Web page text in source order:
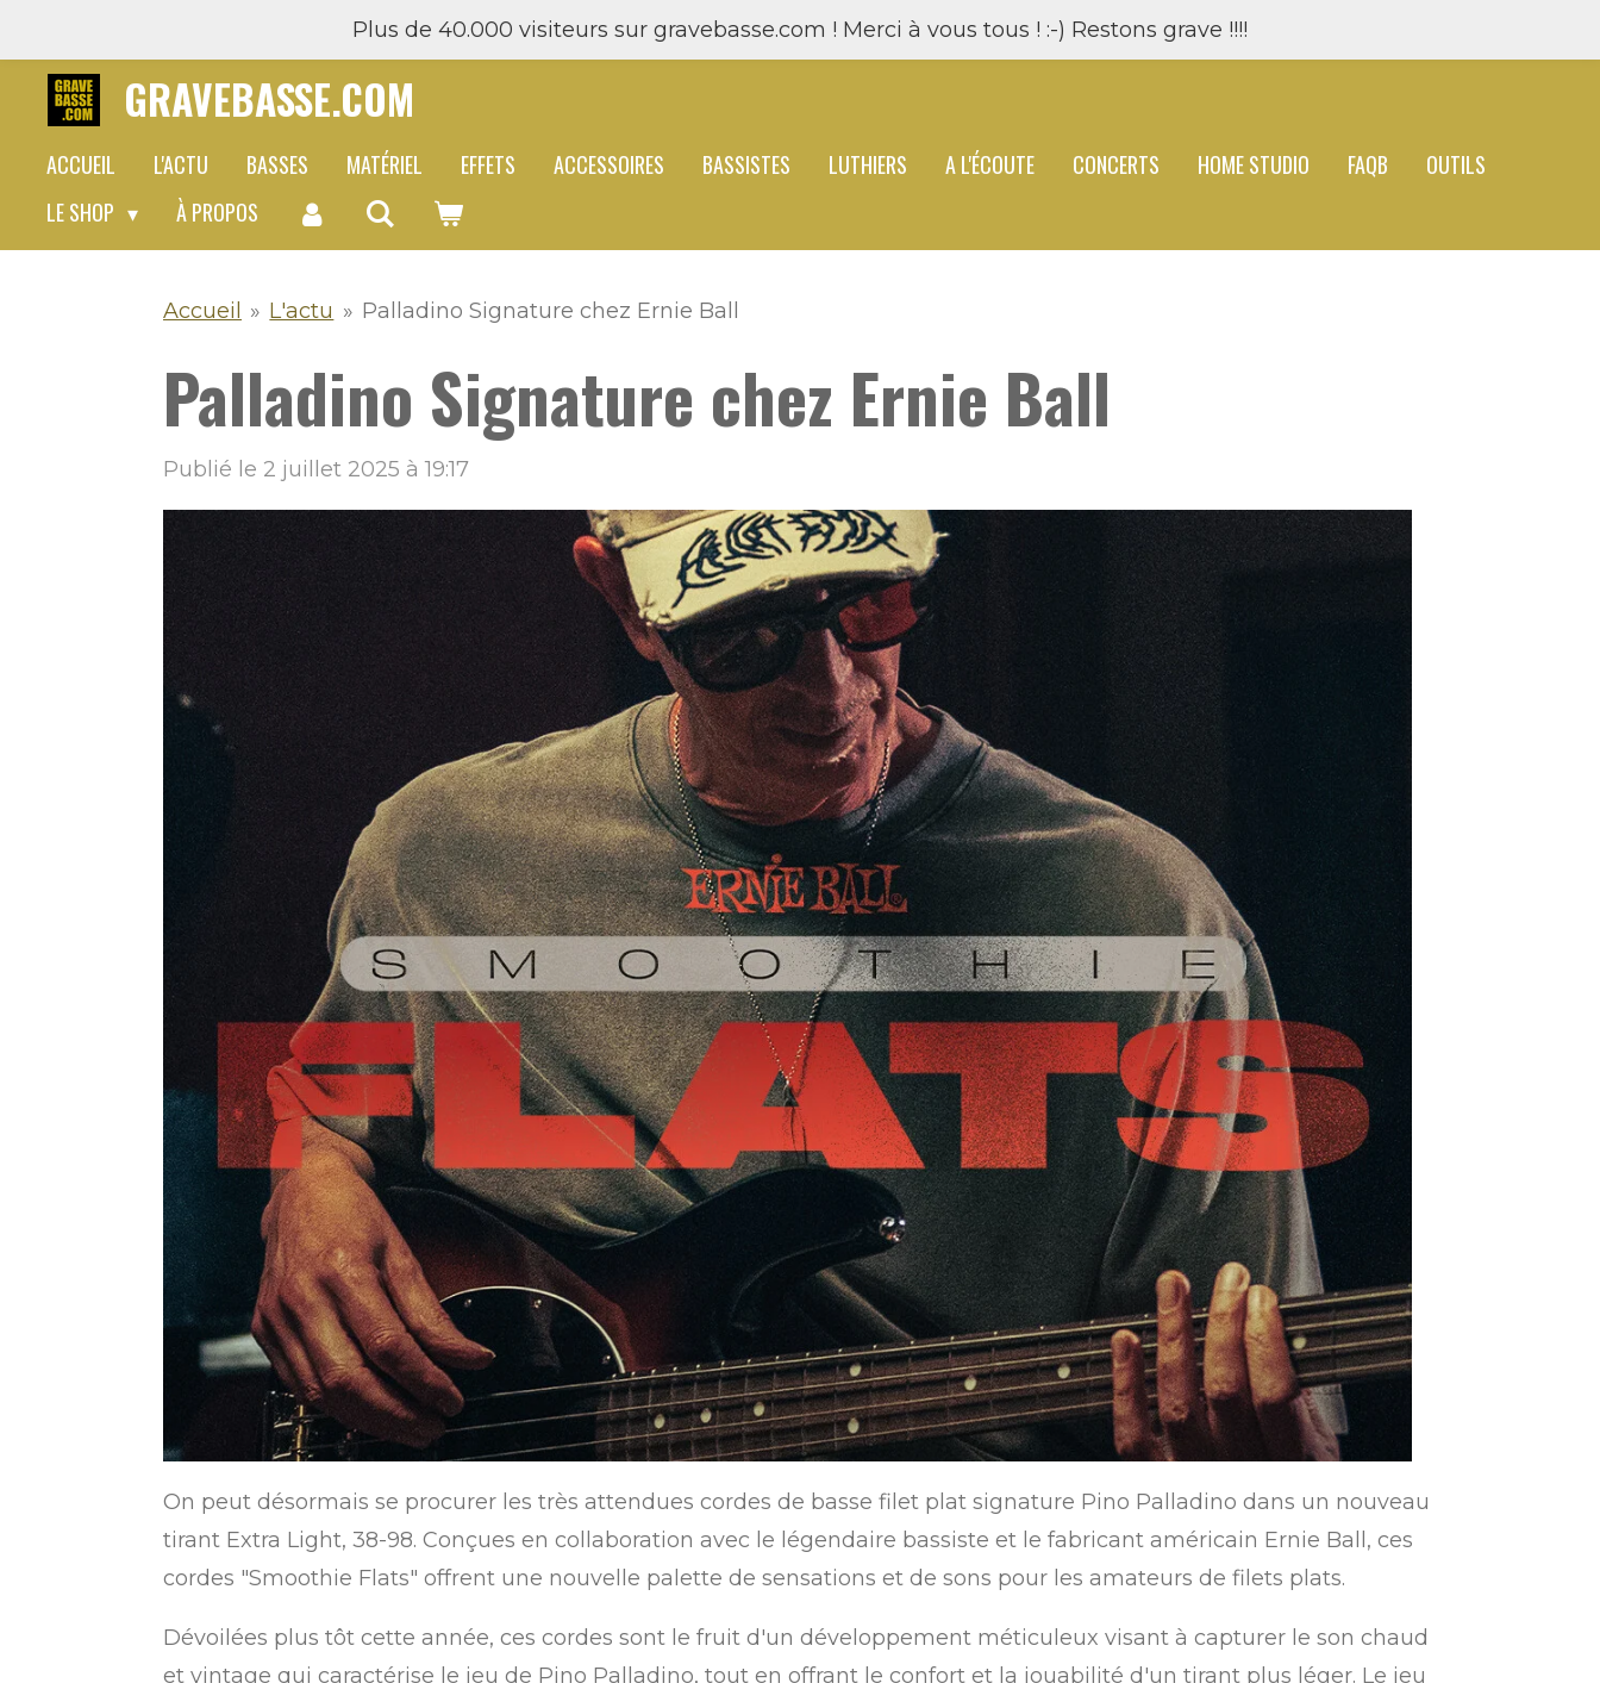
contenu
Plus de 40.000 visiteurs sur gravebasse.com ! Merci à vous tous ! :-) Restons grave !!!!
GRAVEBASSE.COM
ACCUEIL L'ACTU BASSES MATÉRIEL EFFETS ACCESSOIRES BASSISTES LUTHIERS A L'ÉCOUTE CONCERTS HOME STUDIO FAQB
OUTILS
LE SHOP
À PROPOS
Accueil » L'actu » Palladino Signature chez Ernie Ball
Palladino Signature chez Ernie Ball
Publié le 2 juillet 2025 à 19:17
On peut désormais se procurer les très attendues cordes de basse filet plat signature Pino Palladino dans un nouveau
tirant Extra Light, 38-98. Conçues en collaboration avec le légendaire bassiste et le fabricant américain Ernie Ball, ces
cordes "Smoothie Flats" offrent une nouvelle palette de sensations et de sons pour les amateurs de filets plats.
Dévoilées plus tôt cette année, ces cordes sont le fruit d'un développement méticuleux visant à capturer le son chaud
et vintage qui caractérise le jeu de Pino Palladino, tout en offrant le confort et la jouabilité d'un tirant plus léger. Le jeu